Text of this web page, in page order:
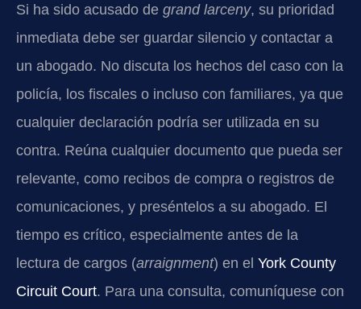
Si ha sido acusado de grand larceny, su prioridad
inmediata debe ser guardar silencio y contactar a
un abogado. No discuta los hechos del caso con la
policía, los fiscales o incluso con familiares, ya que
cualquier declaración podría ser utilizada en su
contra. Reúna cualquier documento que pueda ser
relevante, como recibos de compra o registros de
comunicaciones, y preséntelos a su abogado. El
tiempo es crítico, especialmente antes de la
lectura de cargos (arraignment) en el York County
Circuit Court. Para una consulta, comuníquese con